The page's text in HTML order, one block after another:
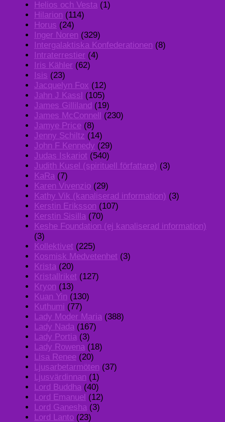
Helios och Vesta (1)
Hilarion (114)
Horus (24)
Inger Noren (329)
Intergalaktiska Konfederationen (8)
Intraterrestier (4)
Iris Kähler (62)
Isis (23)
Jacquelyn Fox (12)
Jahn J Kassl (105)
James Gilliland (19)
James McConnell
(230)
Jamye Price (8)
Jenny Schiltz (14)
John F Kennedy (29)
Judas Iskariot (540)
Judith Kusel (spirituell författare) (3)
KaRa (7)
Karen Vivenzio (29)
Kathy Vik (kanaliserad information) (3)
Kerstin Eriksson (107)
Kerstin Sisilla (70)
Keshe Foundation (ej kanaliserad information)
(3)
Kollektivet (225)
Kosmisk Medvetenhet (3)
Krista (20)
Kristallriket (127)
Kryon (13)
Kuan Yin (130)
Kuthumi (77)
Lady Moder Maria (388)
Lady Nada (167)
Lady Portia (3)
Lady Rowena (18)
Lisa Renee (20)
Ljusarbetarmöten (37)
Ljusvärdinnan (1)
Lord Buddha (40)
Lord Emanuel (12)
Lord Ganesha (3)
Lord Lanto (23)